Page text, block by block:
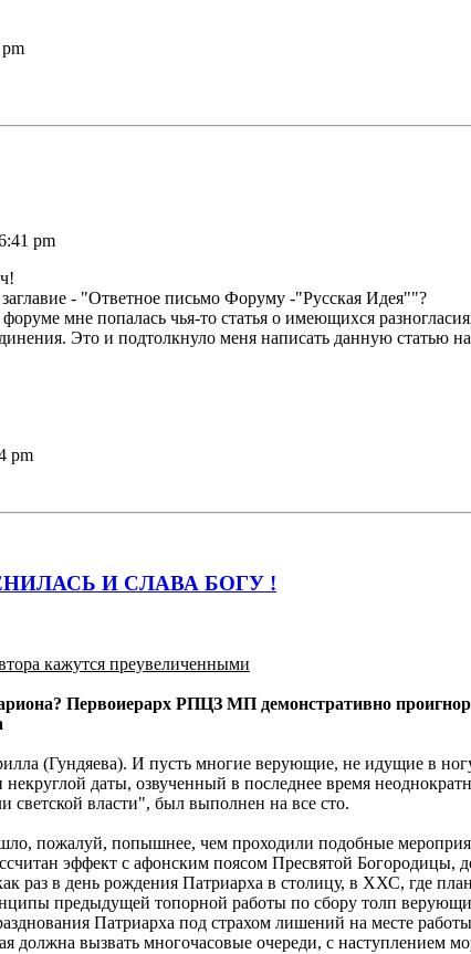
pm
- "Ответное письмо Форуму -"Русская Идея""?
мне попалась чья-то статья о имеющихся
Это и подтолкнуло меня написать данную статью
pm
И СЛАВА БОГУ !
кажутся преувеличенными
Первоиерарх РПЦЗ МП демонстративно
(Гундяева). И пусть многие верующие, не идущие в
даты, озвученный в последнее время
светской власти", был выполнен на все сто.
пожалуй, попышнее, чем проходили подобные
эффект с афонским поясом Пресвятой
раз в день рождения Патриарха в столицу, в ХХС, где
предыдущей топорной работы по сбору толп
Патриарха под страхом лишений на месте
должна вызвать многочасовые очереди, с наступлением